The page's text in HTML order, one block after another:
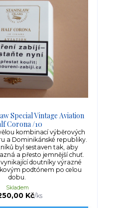
Special Vintage Aviation
Corona /10
kombinací výběrových
a Dominikánské republiky.
byl sestaven tak, aby
a přesto jemnější chuť.
doutníky výrazné
podtónem po celou
dobu.
Kč/ks
Skladem